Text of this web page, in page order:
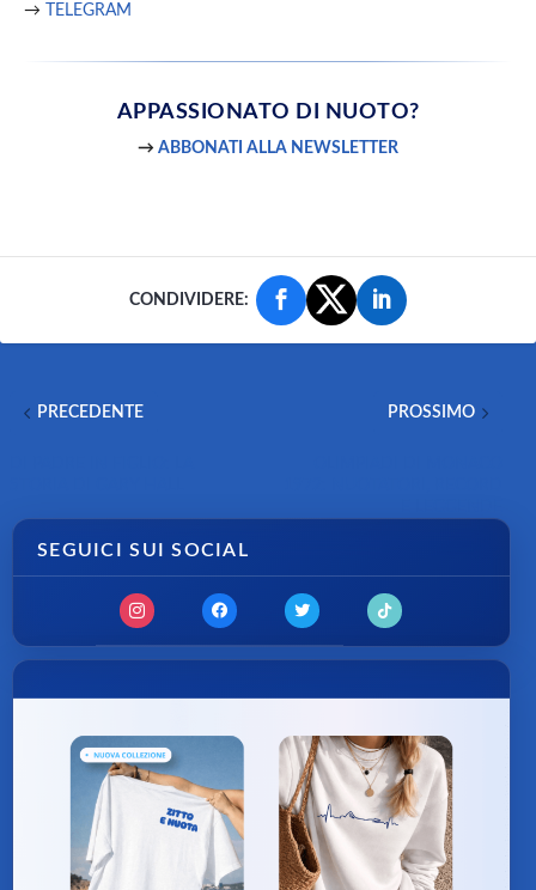
→
TELEGRAM
APPASSIONATO DI NUOTO?
→ ABBONATI ALLA NEWSLETTER
CONDIVIDERE:
PRECEDENTE PROSSIMO
SEGUICI SUI SOCIAL